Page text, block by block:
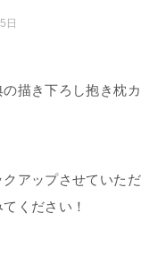
日
描き下ろし抱き枕カ
アップさせていただ
ください！